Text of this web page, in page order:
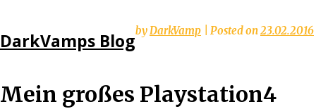
to
DarkVamps Blog
Mein großes Playstation4
byDarkVamp Posted on23.02.2016